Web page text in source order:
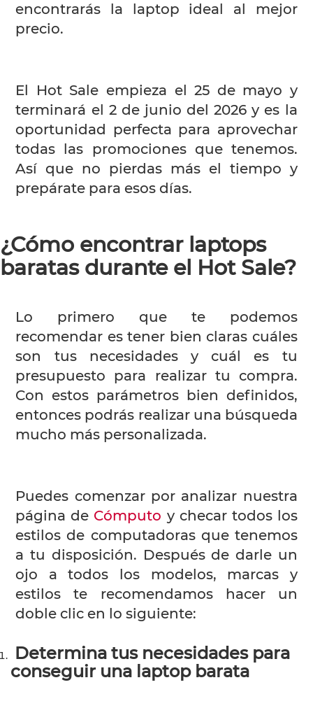
encontrarás la laptop ideal al mejor
precio.
El Hot Sale empieza el 25 de mayo y
terminará el 2 de junio del 2026 y es la
oportunidad perfecta para aprovechar
todas las promociones que tenemos.
Así que no pierdas más el tiempo y
prepárate para esos días.
¿Cómo encontrar laptops
baratas durante el Hot Sale?
Lo primero que te podemos
recomendar es tener bien claras cuáles
son tus necesidades y cuál es tu
presupuesto para realizar tu compra.
Con estos parámetros bien definidos,
entonces podrás realizar una búsqueda
mucho más personalizada.
Puedes comenzar por analizar nuestra
página de Cómputo y checar todos los
estilos de computadoras que tenemos
a tu disposición. Después de darle un
ojo a todos los modelos, marcas y
estilos te recomendamos hacer un
doble clic en lo siguiente:
Determina tus necesidades para
conseguir una laptop barata